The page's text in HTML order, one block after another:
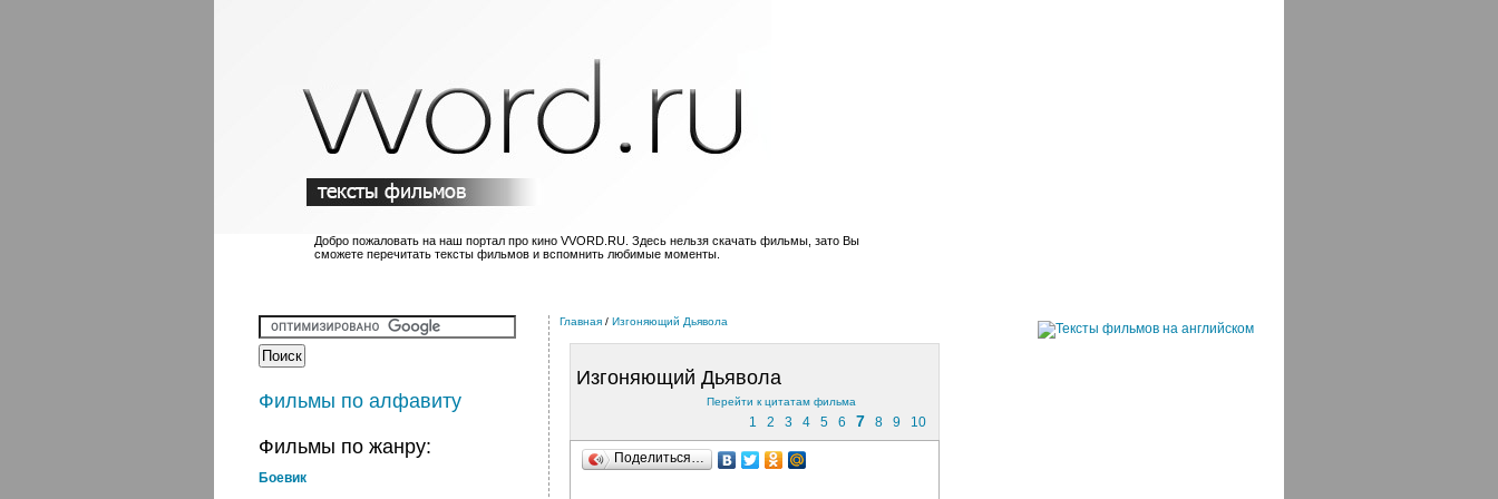
Добро пожаловать на наш портал про кино VVORD.RU. Здесь нельзя скачать фильмы, зато Вы
сможете перечитать тексты фильмов и вспомнить любимые моменты.
Фильмы по алфавиту
Фильмы по жанру:
Боевик
Главная / Изгоняющий Дьявола
Изгоняющий Дьявола
Перейти к цитатам фильма
1 2 3 4 5 6 7 8 9 10
Поделиться…